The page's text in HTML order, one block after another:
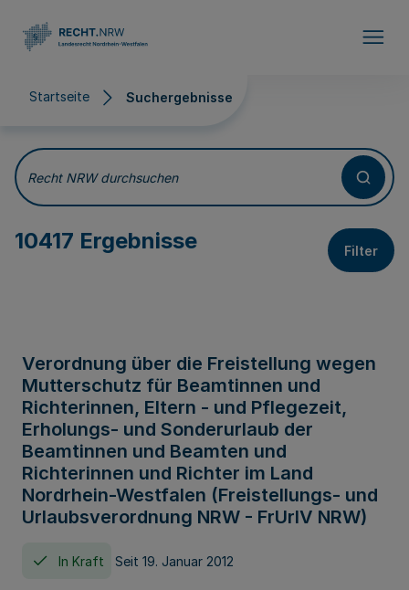
Startseite Suchergebnisse
Suchergebnisse
Recht NRW durchsuchen
10417 Ergebnisse Filter
Verordnung über die Freistellung wegen
Mutterschutz für Beamtinnen und
Richterinnen, Eltern - und Pflegezeit,
Erholungs- und Sonderurlaub der
Beamtinnen und Beamten und
Richterinnen und Richter im Land
Nordrhein-Westfalen (Freistellungs- und
Urlaubsverordnung NRW - FrUrlV NRW)
In Kraft Seit 19. Januar 2012